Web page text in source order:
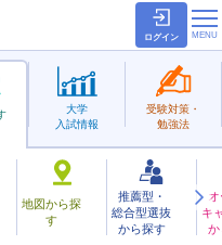
ログイン
地図から探
す
推薦型・
総合型選抜
から探す
キ
か
大学
入試情報
受験対策・
勉強法
お気に入り